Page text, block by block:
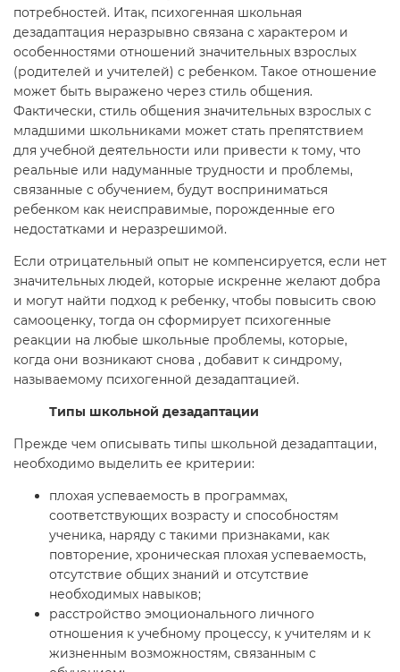
потребностей. Итак, психогенная школьная
дезадаптация неразрывно связана с характером и
особенностями отношений значительных взрослых
(родителей и учителей) с ребенком. Такое отношение
может быть выражено через стиль общения.
Фактически, стиль общения значительных взрослых с
младшими школьниками может стать препятствием
для учебной деятельности или привести к тому, что
реальные или надуманные трудности и проблемы,
связанные с обучением, будут восприниматься
ребенком как неисправимые, порожденные его
недостатками и неразрешимой.
Если отрицательный опыт не компенсируется, если нет
значительных людей, которые искренне желают добра
и могут найти подход к ребенку, чтобы повысить свою
самооценку, тогда он сформирует психогенные
реакции на любые школьные проблемы, которые,
когда они возникают снова , добавит к синдрому,
называемому психогенной дезадаптацией.
Типы школьной дезадаптации
Прежде чем описывать типы школьной дезадаптации,
необходимо выделить ее критерии:
плохая успеваемость в программах,
соответствующих возрасту и способностям
ученика, наряду с такими признаками, как
повторение, хроническая плохая успеваемость,
отсутствие общих знаний и отсутствие
необходимых навыков;
расстройство эмоционального личного
отношения к учебному процессу, к учителям и к
жизненным возможностям, связанным с